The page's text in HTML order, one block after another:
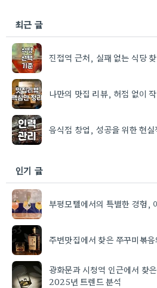
최근 글
진접역 근처, 실패 없는 식당
나만의 맛집 리뷰, 허점 없이
음식점 창업, 성공을 위한 현
인기 글
부평모텔에서의 특별한 경험,
주변맛집에서 찾은 쭈꾸미볶
광화문과 시청역 인근에서 찾
2025년 트렌드 분석